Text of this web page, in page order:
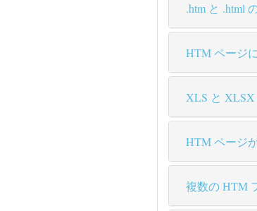
.htm と .html
HTM ページ
XLS と XLSX
HTM ページ
複数の HTM